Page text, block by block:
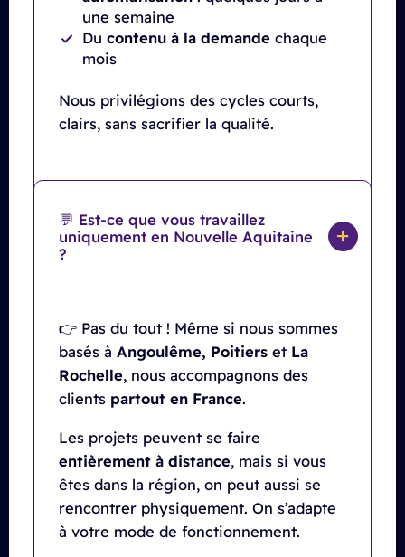
une semaine
Ducontenu à la demande chaque
mois
Nous privilégions des cycles courts,
clairs, sans sacrifier la qualité.
💬 Est-ce que vous travaillez
uniquement en Nouvelle Aquitaine
?
👉 Pas du tout ! Même si nous sommes
basés à Angoulême, Poitiers et La
Rochelle, nous accompagnons des
clients partout en France.
Les projets peuvent se faire
entièrement à distance, mais si vous
êtes dans la région, on peut aussi se
rencontrer physiquement. On s’adapte
à votre mode de fonctionnement.